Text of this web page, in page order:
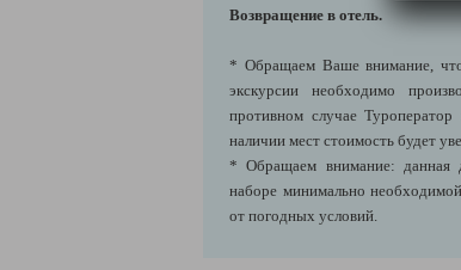
Возвращение в отель.
* Обращаем Ваше внимание,
экскурсии необходимо
противном случае
наличии мест стоимость будет
* Обращаем внимание: данная
наборе минимально
от погодных условий.